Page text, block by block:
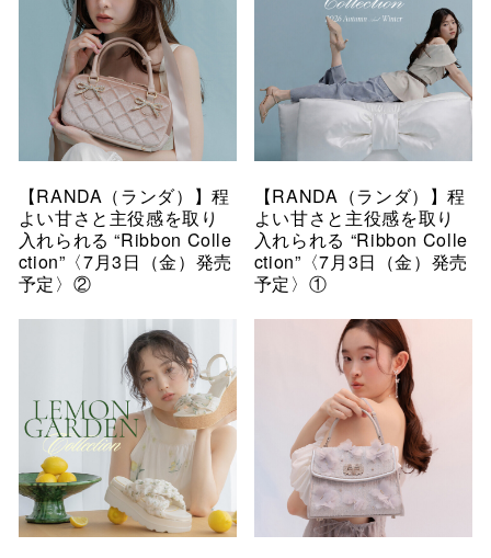
【RANDA（ランダ）】程
よい甘さと主役感を取り
入れられる “Ribbon Colle
ction”〈7月3日（金）発売
予定〉②
【RANDA（ランダ）】程
よい甘さと主役感を取り
入れられる “Ribbon Colle
ction”〈7月3日（金）発売
予定〉①